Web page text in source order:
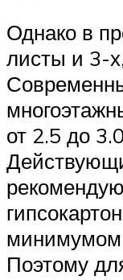
Однако в
листы и 3-
от 2.5 до
минимумом
Поэтому